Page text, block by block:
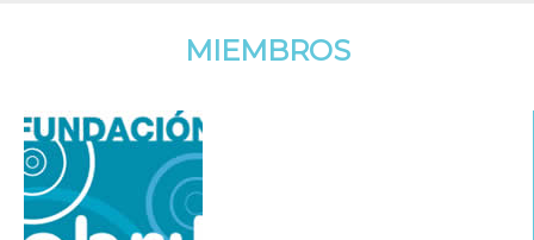
MIEMBROS